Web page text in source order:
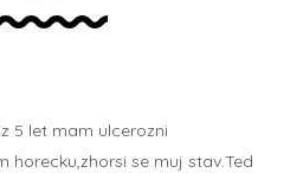
5 let mam ulcerozni
horecku,zhorsi se muj stav.Ted